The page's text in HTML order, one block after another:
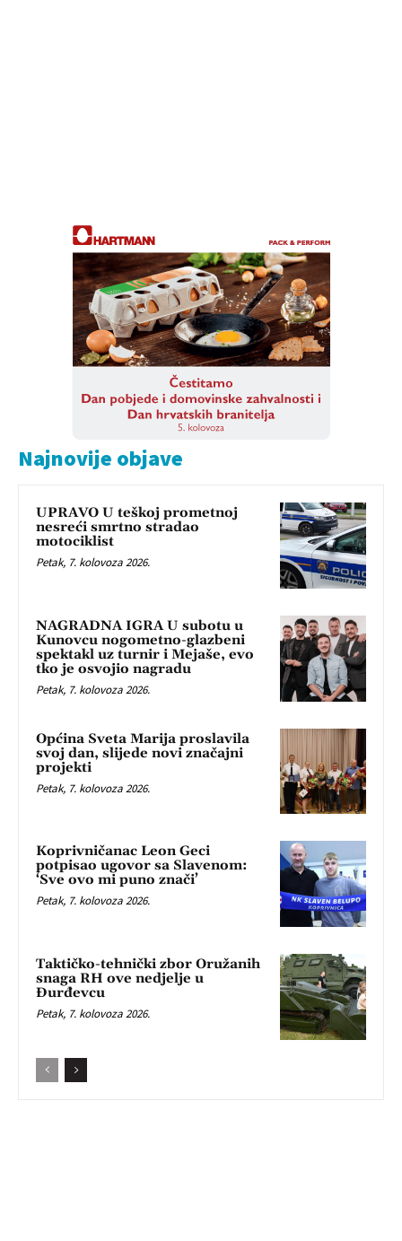
Najnovije objave
UPRAVO U teškoj prometnoj
nesreći smrtno stradao
motociklist
Petak, 7. kolovoza 2026.
NAGRADNA IGRA U subotu u
Kunovcu nogometno-glazbeni
spektakl uz turnir i Mejaše, evo
tko je osvojio nagradu
Petak, 7. kolovoza 2026.
Općina Sveta Marija proslavila
svoj dan, slijede novi značajni
projekti
Petak, 7. kolovoza 2026.
Koprivničanac Leon Geci
potpisao ugovor sa Slavenom:
‘Sve ovo mi puno znači’
Petak, 7. kolovoza 2026.
Taktičko-tehnički zbor Oružanih
snaga RH ove nedjelje u
Đurđevcu
Petak, 7. kolovoza 2026.